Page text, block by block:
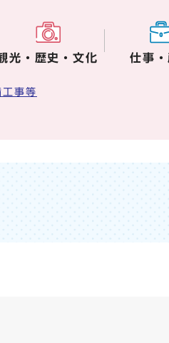
光・歴史・文化 仕事
工事等